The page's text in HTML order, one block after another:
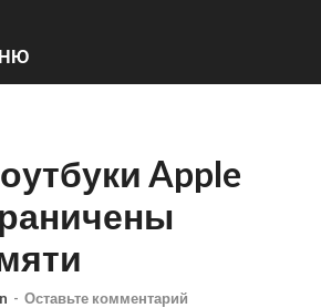
Apple
- Оставьте комментарий